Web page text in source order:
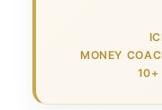
MONEY
10+